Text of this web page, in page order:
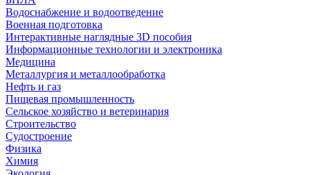
Водоснабжение и водоотведение
Военная подготовка
Интерактивные наглядные 3D пособия
Информационные технологии и электроника
Медицина
Металлургия и металлообработка
Нефть и газ
Пищевая промышленность
Сельское хозяйство и ветеринария
Строительство
Судостроение
Физика
Химия